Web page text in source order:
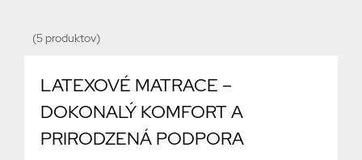
(5 produktov)
LATEXOVÉ MATRACE –
DOKONALÝ KOMFORT A
PRIRODZENÁ PODPORA